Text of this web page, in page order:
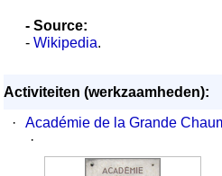
- Source:
- Wikipedia.
Activiteiten (werkzaamheden):
·
Académie de la Grande
·